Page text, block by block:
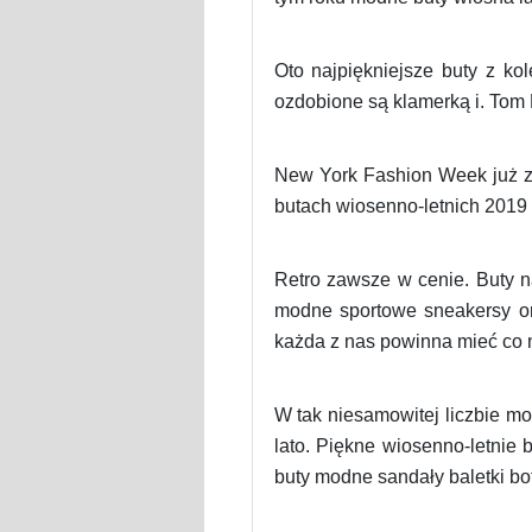
Oto najpiękniejsze buty z
ozdobione są klamerką i.
New York Fashion Week już
butach wiosenno-letnich
Retro zawsze w cenie. Buty
modne sportowe sneakersy
każda z nas powinna mieć
W tak niesamowitej liczbie
lato. Piękne wiosenno-letnie
buty modne sandały baletki